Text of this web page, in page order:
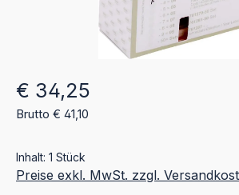
Regulärer Preis:
€ 34,25
Brutto € 41,10
Inhalt: 1 Stück
Preise exkl. MwSt. zzgl.